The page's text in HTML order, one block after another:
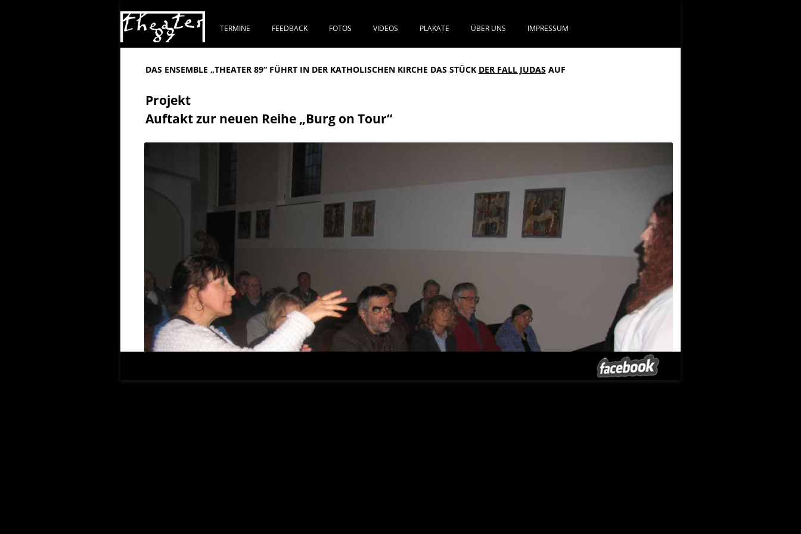
TERMINE FEEDBACK FOTOS VIDEOS PLAKATE ÜBER UNS IMPRESSUM
DAS ENSEMBLE „THEATER 89“ FÜHRT IN DER KATHOLISCHEN KIRCHE DAS STÜCK DER FALL JUDAS AUF
Projekt
Auftakt zur neuen Reihe „Burg on Tour“